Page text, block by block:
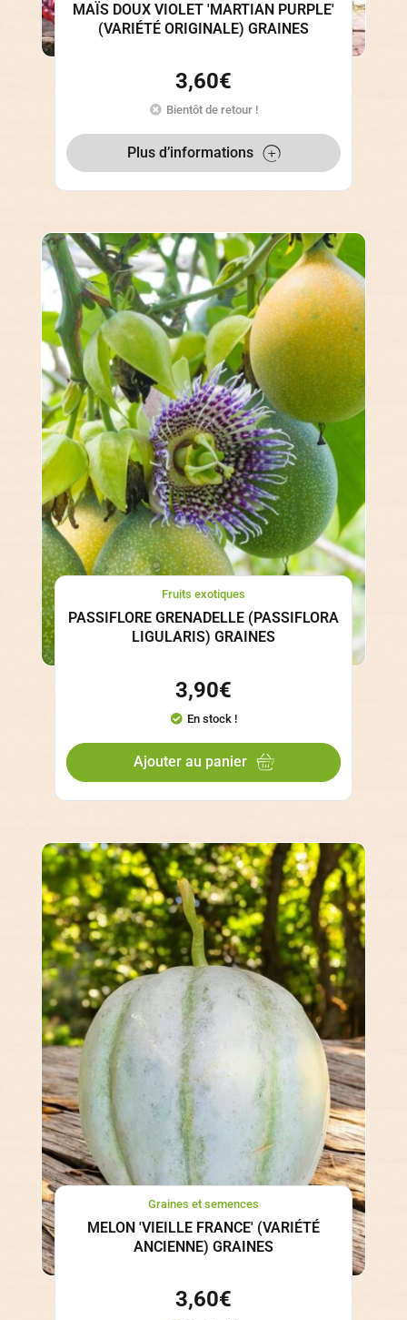
MAÏS DOUX VIOLET 'MARTIAN PURPLE'
(VARIÉTÉ ORIGINALE) GRAINES
3,60€
Bientôt de retour !
Plus d’informations
Fruits exotiques
PASSIFLORE GRENADELLE (PASSIFLORA
LIGULARIS) GRAINES
3,90€
En stock !
Ajouter au panier
Graines et semences
MELON 'VIEILLE FRANCE' (VARIÉTÉ
ANCIENNE) GRAINES
3,60€